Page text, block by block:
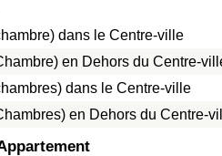
dans le Centre-ville
en Dehors du Centre-
dans le Centre-ville
en Dehors du Centre-